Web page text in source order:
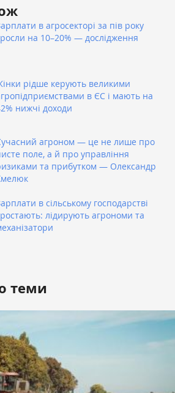
в агросекторі за пів року
на 10–20% — дослідження
рідше керують великими
в ЄС і мають на
нижчі доходи
агроном — це не лише про
поле, а й про управління
та прибутком — Олександр
в сільському господарстві
лідирують агрономи та
теми